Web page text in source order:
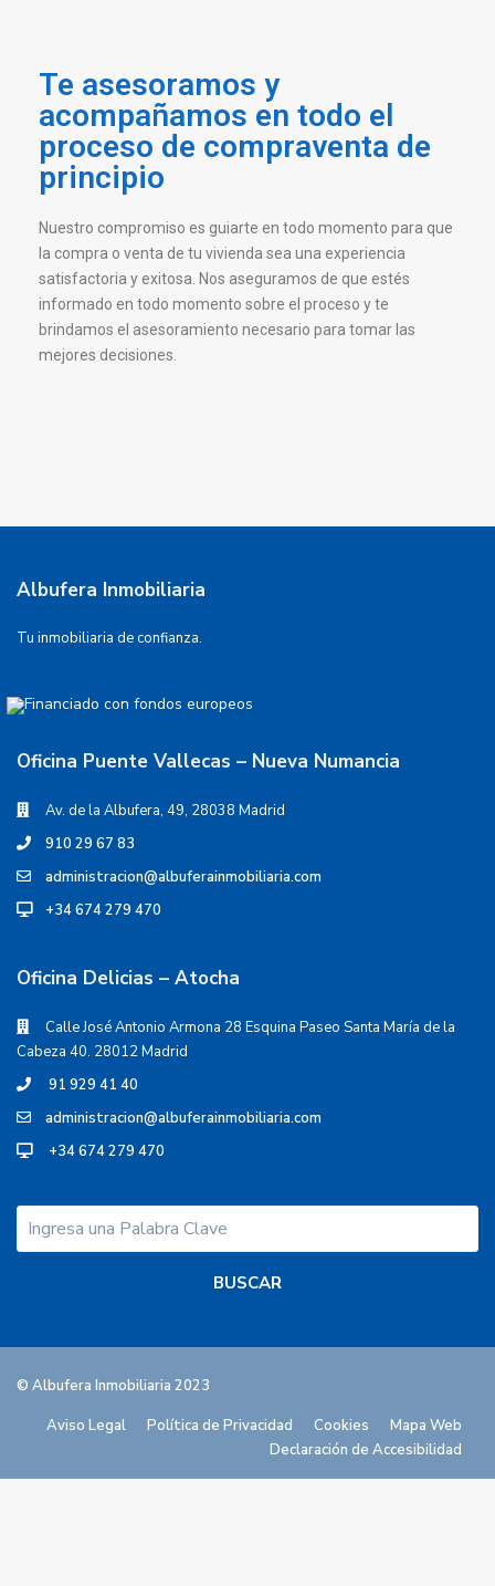
Te asesoramos y
acompañamos en todo el
proceso de compraventa de
principio
Nuestro compromiso es guiarte en todo momento para que
la compra o venta de tu vivienda sea una experiencia
satisfactoria y exitosa. Nos aseguramos de que estés
informado en todo momento sobre el proceso y te
brindamos el asesoramiento necesario para tomar las
mejores decisiones.
Albufera Inmobiliaria
Tu inmobiliaria de confianza.
Oficina Puente Vallecas – Nueva Numancia
Av. de la Albufera, 49, 28038 Madrid
910 29 67 83
administracion@albuferainmobiliaria.com
+34 674 279 470
Oficina Delicias – Atocha
Calle José Antonio Armona 28 Esquina Paseo Santa María de la
Cabeza 40. 28012 Madrid
91 929 41 40
administracion@albuferainmobiliaria.com
+34 674 279 470
© Albufera Inmobiliaria 2023
Aviso Legal
Política de Privacidad Cookies
Mapa Web
Declaración de Accesibilidad